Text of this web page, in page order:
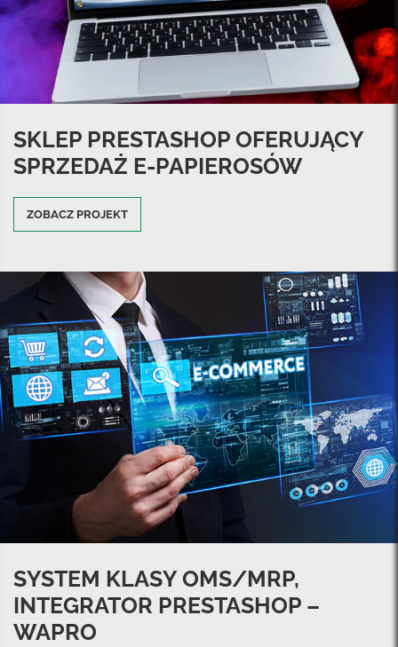
SKLEP PRESTASHOP OFERUJĄCY
SPRZEDAŻ E-PAPIEROSÓW
ZOBACZ PROJEKT
SYSTEM KLASY OMS/MRP,
INTEGRATOR PRESTASHOP –
WAPRO